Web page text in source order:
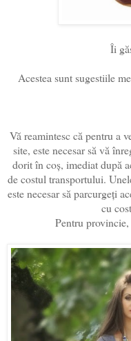
Îi
Acestea sunt sugestiile
Vă reamintesc că pentru a
site, este necesar să vă
dorit în coș, imediat după
de costul transportului.
este necesar să parcurgeți
cu
Pentru